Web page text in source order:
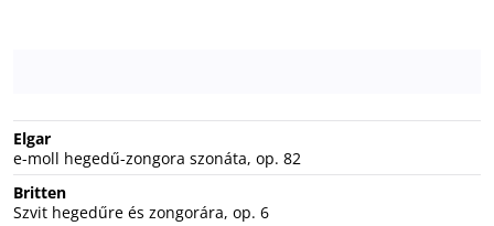
Elgar
e-moll hegedű-zongora szonáta, op. 82
Britten
Szvit hegedűre és zongorára, op. 6